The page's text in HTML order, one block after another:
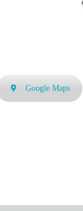
Google Maps